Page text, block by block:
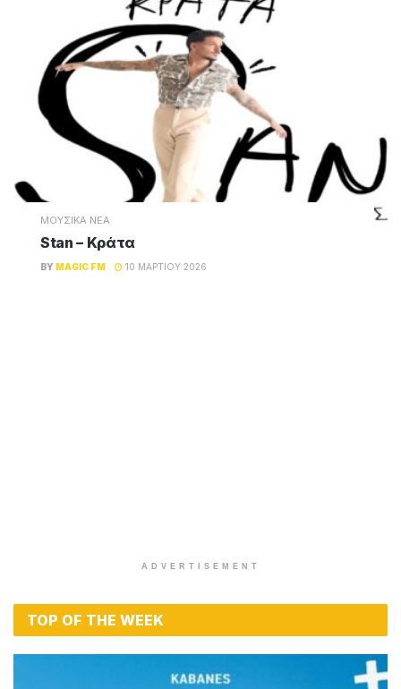
ΜΟΥΣΙΚΑ ΝΕΑ
Stan – Κράτα
BY MAGIC FM 10 ΜΑΡΤΊΟΥ 2026
ADVERTISEMENT
TOP OF THE WEEK